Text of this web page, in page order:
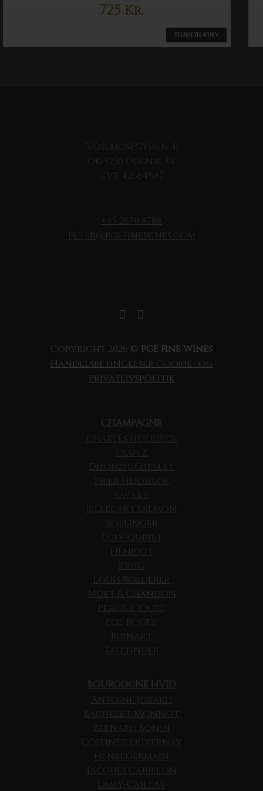
725 Kr.
Tilføj til kurv
Vosemosegyden 4
DK-5250 Odense SV
CVR 42664987
+45 2670 8788
peter@pgefinewines.com
Copyright 2026 © PGE Fine Wines
Handelsbetingelser Cookie- og
privatlivspolitik
CHAMPAGNE
Charles Heidsieck
Deutz
Dhondt-Grellet
Piper Heidsieck
Savart
Billecart Salmon
Bollinger
Egly-Ouriet
Henriot
Krug
Louis Roederer
Moet & Chandon
Perrier Jouet
Pol Roger
Ruinart
Taittinger
BOURGOGNE HVID
Antoine Jobard
Bachelet-Monnot
Bernard Bonin
Coffinet-Duvernay
Henri Germain
Jacques Carillon
Lamy-Caillat